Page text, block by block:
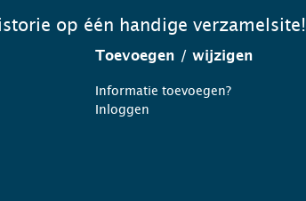
op één handige verzamelsite!
Toevoegen / wijzigen
Informatie toevoegen?
Inloggen